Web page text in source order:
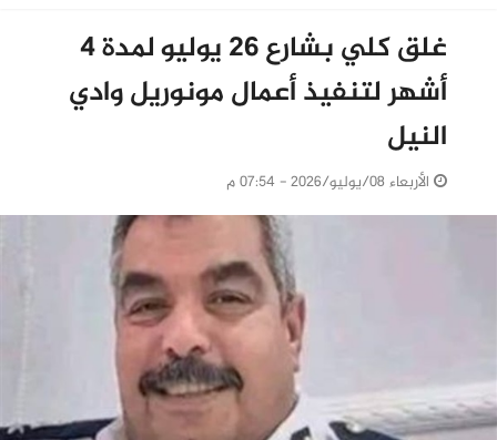
غلق كلي بشارع 26 يوليو لمدة 4
أشهر لتنفيذ أعمال مونوريل وادي
النيل
الأربعاء 08/يوليو/2026 - 07:54 م